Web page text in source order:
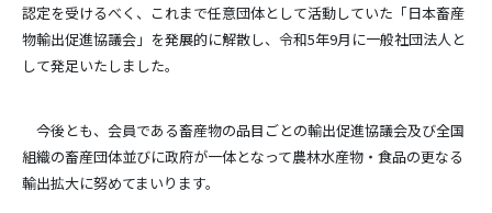
認定を受けるべく、これまで任意団体として活動していた「日本畜産
物輸出促進協議会」を発展的に解散し、令和5年9月に一般社団法人と
して発足いたしました。
今後とも、会員である畜産物の品目ごとの輸出促進協議会及び全国
組織の畜産団体並びに政府が一体となって農林水産物・食品の更なる
輸出拡大に努めてまいります。